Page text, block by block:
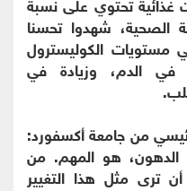
الصحية، شهدوا تحسنا
مستويات الكوليسترول
و"الضار" بنحو 10% في الدم، وزيادة في
من جامعة أكسفورد:
هو المهم. من
ترى مثل هذا التغيير